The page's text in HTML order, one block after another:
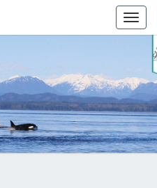
KEEP
WHALES
WILD
Cétacés
Libres